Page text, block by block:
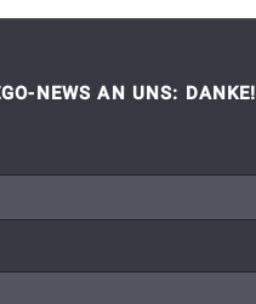
NEWS AN UNS: DANKE!